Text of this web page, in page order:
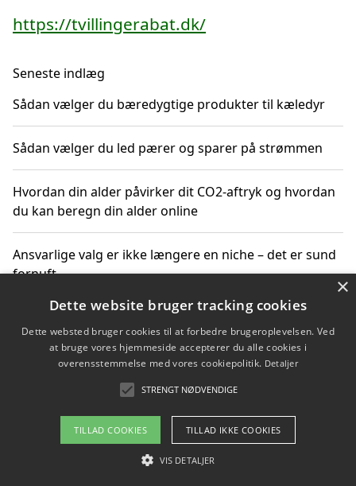
https://tvillingerabat.dk/
Seneste indlæg
Sådan vælger du bæredygtige produkter til kæledyr
Sådan vælger du led pærer og sparer på strømmen
Hvordan din alder påvirker dit CO2-aftryk og hvordan
du kan beregn din alder online
Ansvarlige valg er ikke længere en niche – det er sund
fornuft
Sådan kan du handle bæredygtigt og bestil med
faktura
Om / kontakt
Blog Betingelser
×
Dette website bruger tracking cookies
Dette websted bruger cookies til at forbedre brugeroplevelsen. Ved
at bruge vores hjemmeside accepterer du alle cookies i
overensstemmelse med vores cookiepolitik. Detaljer
STRENGT NØDVENDIGE
TILLAD COOKIES TILLAD IKKE COOKIES
VIS DETALJER